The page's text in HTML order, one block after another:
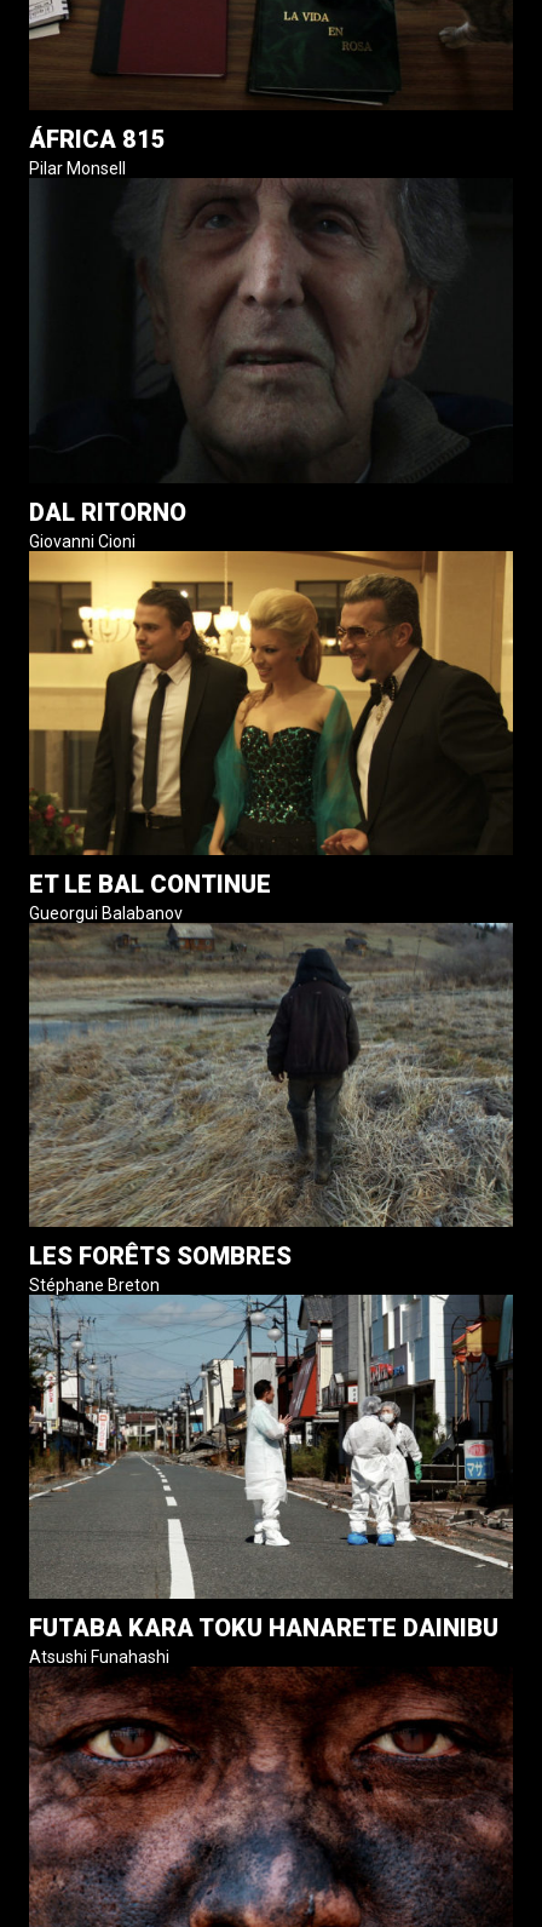
ÁFRICA 815
Pilar Monsell
DAL RITORNO
Giovanni Cioni
ET LE BAL CONTINUE
Gueorgui Balabanov
LES FORÊTS SOMBRES
Stéphane Breton
FUTABA KARA TOKU HANARETE DAINIBU
Atsushi Funahashi